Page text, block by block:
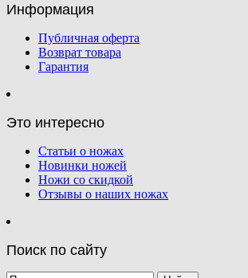
Информация
Публичная оферта
Возврат товара
Гарантия
Это интересно
Статьи о ножах
Новинки ножей
Ножи со скидкой
Отзывы о наших ножах
Поиск по сайту